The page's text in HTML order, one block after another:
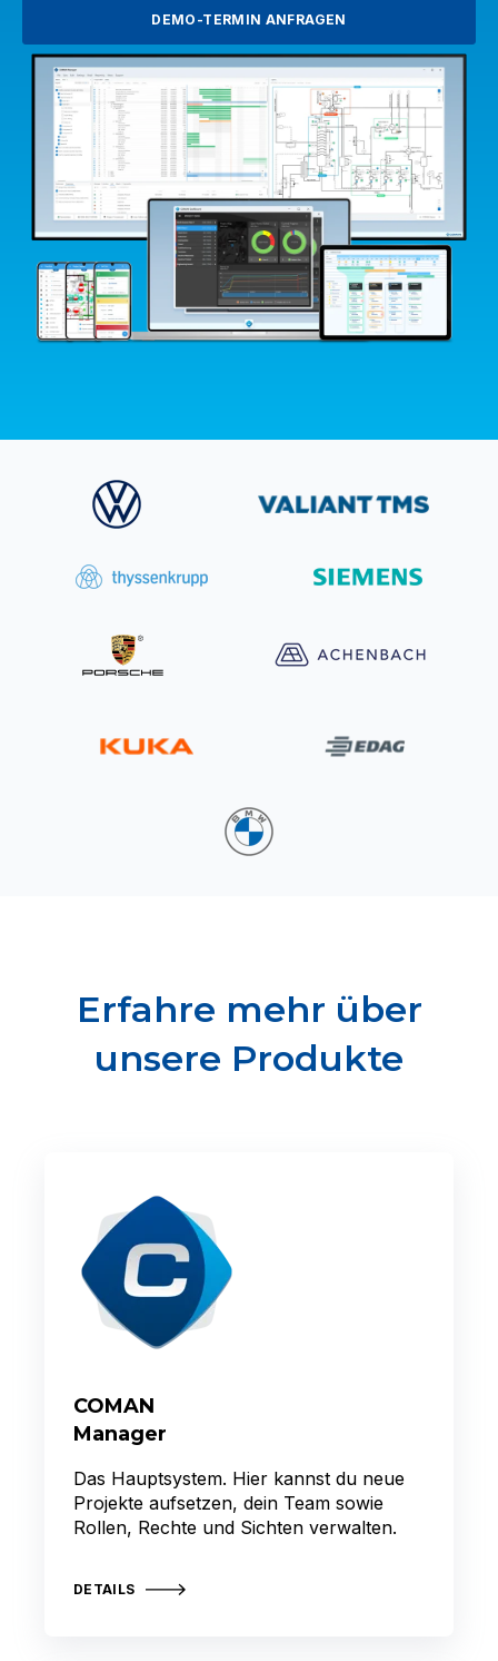
DEMO-TERMIN ANFRAGEN
Erfahre mehr über
unsere Produkte
COMAN
Manager
Das Hauptsystem. Hier kannst du neue
Projekte aufsetzen, dein Team sowie
Rollen, Rechte und Sichten verwalten.
DETAILS